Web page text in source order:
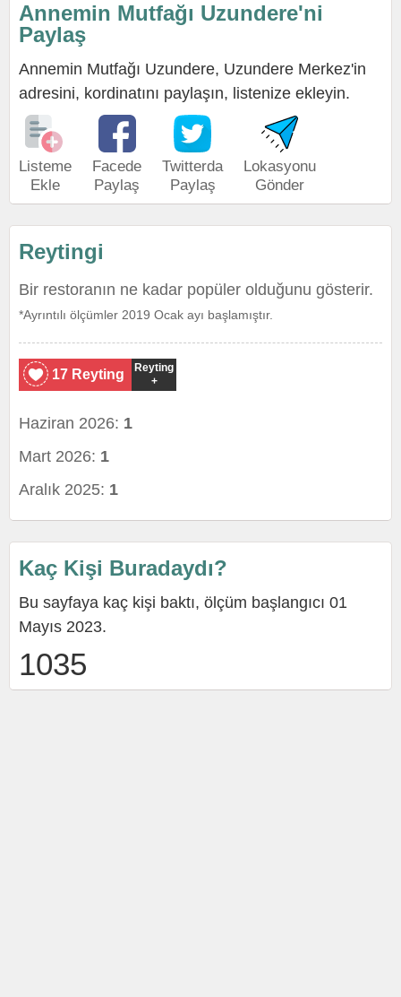
Annemin Mutfağı Uzundere'ni
Paylaş
Annemin Mutfağı Uzundere, Uzundere Merkez'in
adresini, kordinatını paylaşın, listenize ekleyin.
Listeme
Ekle
Facede
Paylaş
Twitterda
Paylaş
Lokasyonu
Gönder
Reytingi
Bir restoranın ne kadar popüler olduğunu gösterir.
*Ayrıntılı ölçümler 2019 Ocak ayı başlamıştır.
17 Reyting
Reyting
+
Haziran 2026: 1
Mart 2026: 1
Aralık 2025: 1
Kaç Kişi Buradaydı?
Bu sayfaya kaç kişi baktı, ölçüm başlangıcı 01
Mayıs 2023.
1035